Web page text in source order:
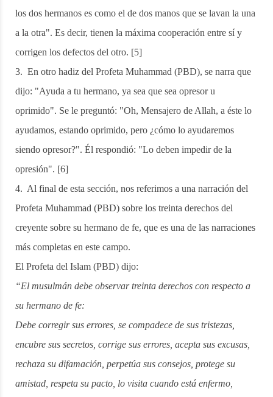
los dos hermanos es como el de dos manos que se lavan la una
a la otra". Es decir, tienen la máxima cooperación entre sí y
corrigen los defectos del otro. [5]
3. En otro hadiz del Profeta Muhammad (PBD), se narra que
dijo: "Ayuda a tu hermano, ya sea que sea opresor u
oprimido". Se le preguntó: "Oh, Mensajero de Allah, a éste lo
ayudamos, estando oprimido, pero ¿cómo lo ayudaremos
siendo opresor?". Él respondió: "Lo deben impedir de la
opresión". [6]
4. Al final de esta sección, nos referimos a una narración del
Profeta Muhammad (PBD) sobre los treinta derechos del
creyente sobre su hermano de fe, que es una de las narraciones
más completas en este campo.
El Profeta del Islam (PBD) dijo:
“El musulmán debe observar treinta derechos con respecto a
su hermano de fe:
Debe corregir sus errores, se compadece de sus tristezas,
encubre sus secretos, corrige sus errores, acepta sus excusas,
rechaza su difamación, perpetúa sus consejos, protege su
amistad, respeta su pacto, lo visita cuando está enfermo,